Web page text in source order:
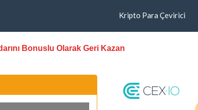
Kripto Para Çevirici
Bonuslu Olarak Geri Kazan